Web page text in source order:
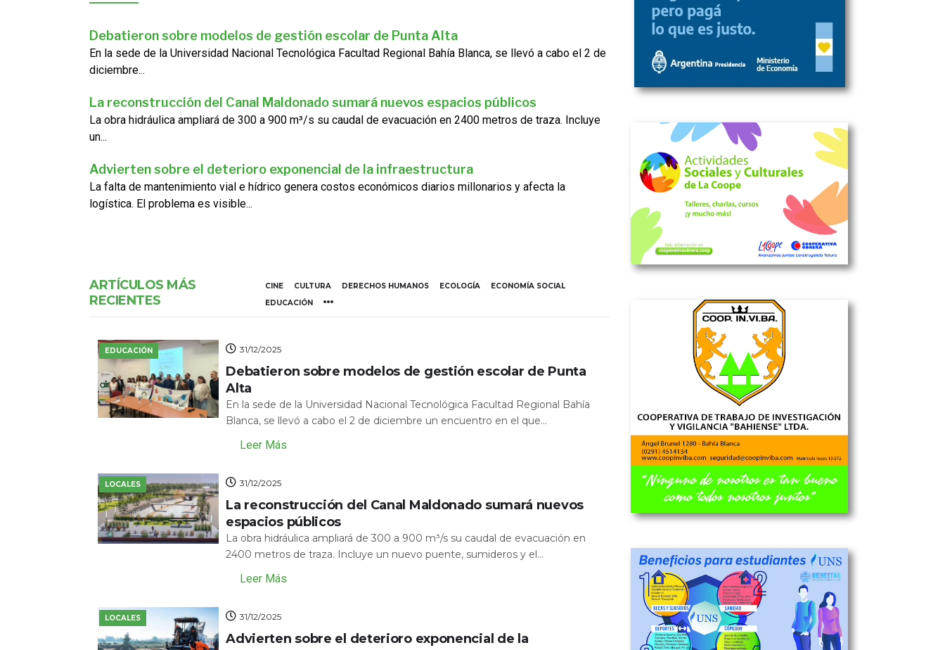
Debatieron sobre modelos de gestión escolar de Punta Alta
En la sede de la Universidad Nacional Tecnológica Facultad Regional Bahía Blanca, se llevó a cabo el 2 de
diciembre...
La reconstrucción del Canal Maldonado sumará nuevos espacios públicos
La obra hidráulica ampliará de 300 a 900 m³/s su caudal de evacuación en 2400 metros de traza. Incluye
un...
Advierten sobre el deterioro exponencial de la infraestructura
La falta de mantenimiento vial e hídrico genera costos económicos diarios millonarios y afecta la
logística. El problema es visible...
ARTÍCULOS MÁS
RECIENTES
CINE CULTURA DERECHOS HUMANOS ECOLOGÍA
ECONOMÍA SOCIAL
EDUCACIÓN
EDUCACIÓN 31/12/2025
Debatieron sobre modelos de gestión escolar de Punta
Alta
En la sede de la Universidad Nacional Tecnológica Facultad Regional Bahía
Blanca, se llevó a cabo el 2 de diciembre un encuentro en el que...
Leer Más
LOCALES 31/12/2025
La reconstrucción del Canal Maldonado sumará nuevos
espacios públicos
La obra hidráulica ampliará de 300 a 900 m³/s su caudal de evacuación en
2400 metros de traza. Incluye un nuevo puente, sumideros y el...
Leer Más
LOCALES 31/12/2025
Advierten sobre el deterioro exponencial de la